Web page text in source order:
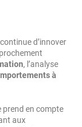
continue d’innover
, l’analyse
à
prend en compte
aux